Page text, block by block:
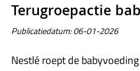
Terugroepactie
Publicatiedatum:06-01-2026
Nestlé roept de